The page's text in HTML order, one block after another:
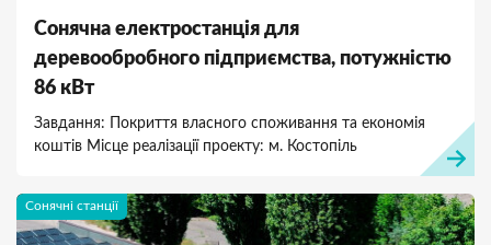
Сонячна електростанція для
деревообробного підприємства, потужністю
86 кВт
Завдання: Покриття власного споживання та економія
коштів Місце реалізації проекту: м. Костопіль
Сонячні станції